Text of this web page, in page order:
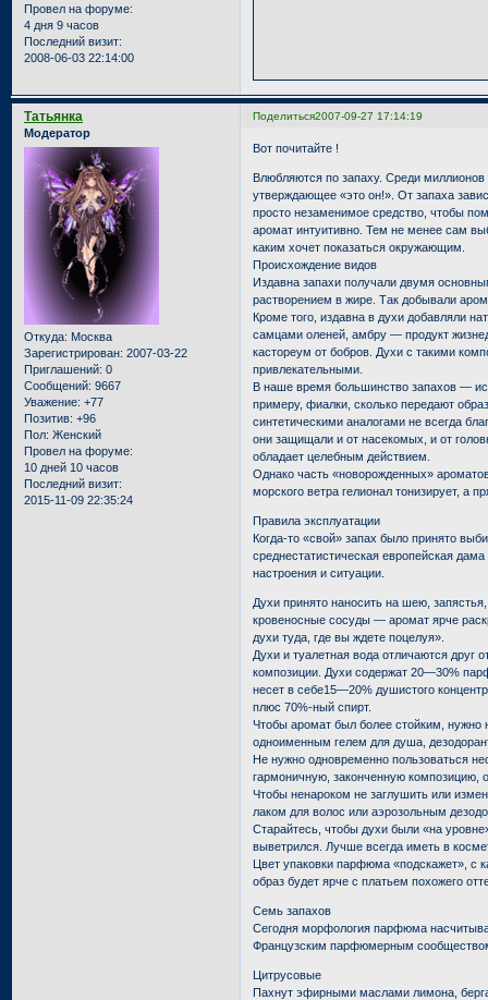
Провел на форуме:
4 дня 9 часов
Последний визит:
2008-06-03 22:14:00
Поделиться2007-09-27 17:14:19
Татьянка
Модератор
Откуда: Москва
Зарегистрирован: 2007-03-22
Приглашений: 0
Сообщений: 9667
Уважение: +77
Позитив: +96
Пол: Женский
Провел на форуме:
10 дней 10 часов
Последний визит:
2015-11-09 22:35:24
Вот почитайте !
Влюбляются по запаху. Среди
утверждающее «это он!». От запаха
просто незаменимое средство, чтобы
аромат интуитивно. Тем не менее сам
каким хочет показаться окружающим.
Происхождение видов
Издавна запахи получали двумя
растворением в жире. Так добывали
Кроме того, издавна в духи добавляли
самцами оленей, амбру — продукт
кастореум от бобров. Духи с такими
привлекательными.
В наше время большинство запахов —
примеру, фиалки, сколько передают
синтетическими аналогами не всегда
они защищали и от насекомых, и от
обладает целебным действием.
Однако часть «новорожденных»
морского ветра гелионал тонизирует, а
Правила эксплуатации
Когда-то «свой» запах было принято
среднестатистическая европейская
настроения и ситуации.
Духи принято наносить на шею,
кровеносные сосуды — аромат ярче
духи туда, где вы ждете поцелуя».
Духи и туалетная вода отличаются друг
композиции. Духи содержат 20—30%
несет в себе15—20% душистого
плюс 70%-ный спирт.
Чтобы аромат был более стойким, нужно
одноименным гелем для душа,
Не нужно одновременно пользоваться
гармоничную, законченную композицию,
Чтобы ненароком не заглушить или
лаком для волос или аэрозольным
Старайтесь, чтобы духи были «на
выветрился. Лучше всегда иметь в
Цвет упаковки парфюма «подскажет», с
образ будет ярче с платьем похожего
Семь запахов
Сегодня морфология парфюма
Французским парфюмерным
Цитрусовые
Пахнут эфирными маслами лимона,